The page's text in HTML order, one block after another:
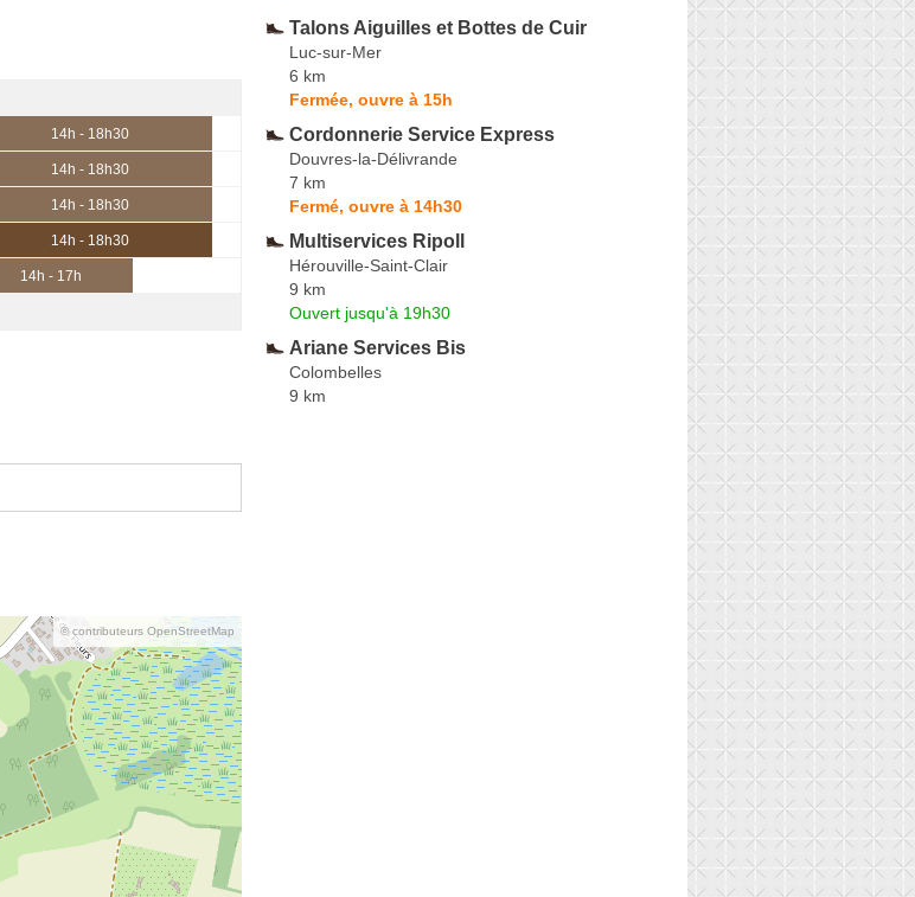
14h - 18h30
14h - 18h30
14h - 18h30
14h - 18h30
14h - 17h
© contributeurs OpenStreetMap
Talons Aiguilles et Bottes de Cuir
Luc-sur-Mer
6 km
Fermée, ouvre à 15h
Cordonnerie Service Express
Douvres-la-Délivrande
7 km
Fermé, ouvre à 14h30
Multiservices Ripoll
Hérouville-Saint-Clair
9 km
Ouvert jusqu'à 19h30
Ariane Services Bis
Colombelles
9 km